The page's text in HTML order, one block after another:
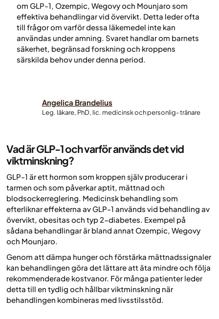
om GLP-1, Ozempic, Wegovy och Mounjaro som
effektiva behandlingar vid övervikt. Detta leder ofta
till frågor om varför dessa läkemedel inte kan
användas under amning. Svaret handlar om barnets
säkerhet, begränsad forskning och kroppens
särskilda behov under denna period.
Angelica Brandelius
Leg. läkare, PhD, lic. medicinsk och personlig- tränare
Vad är GLP-1 och varför används det vid
viktminskning?
GLP-1 är ett hormon som kroppen själv producerar i
tarmen och som påverkar aptit, mättnad och
blodsockerreglering. Medicinsk behandling som
efterliknar effekterna av GLP-1 används vid behandling av
övervikt, obesitas och typ 2-diabetes. Exempel på
sådana behandlingar är bland annat Ozempic, Wegovy
och Mounjaro.
Genom att dämpa hunger och förstärka mättnadssignaler
kan behandlingen göra det lättare att äta mindre och följa
rekommenderade kostvanor. För många patienter leder
detta till en tydlig och hållbar viktminskning när
behandlingen kombineras med livsstilsstöd.